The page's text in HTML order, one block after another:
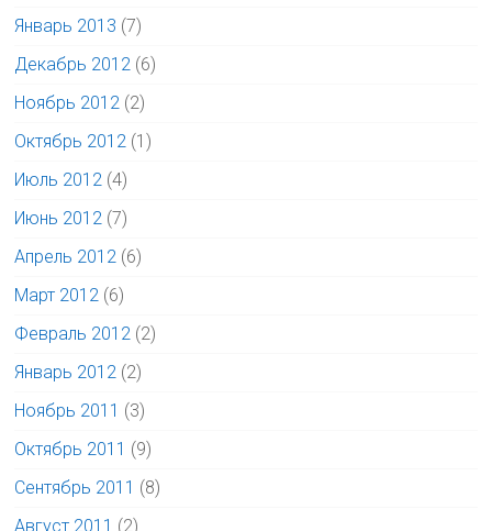
Январь 2013 (7)
Декабрь 2012 (6)
Ноябрь 2012 (2)
Октябрь 2012 (1)
Июль 2012 (4)
Июнь 2012 (7)
Апрель 2012 (6)
Март 2012 (6)
Февраль 2012 (2)
Январь 2012 (2)
Ноябрь 2011 (3)
Октябрь 2011 (9)
Сентябрь 2011 (8)
Август 2011 (2)